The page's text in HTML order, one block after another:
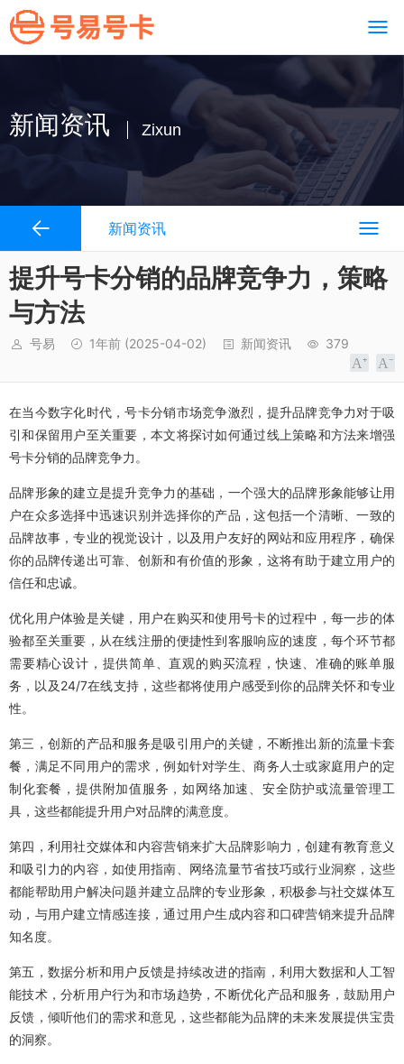
新闻资讯 Zixun
新闻资讯
提升号卡分销的品牌竞争力，策略
与方法
号易 1年前 (2025-04-02) 新闻资讯 379
在当今数字化时代，号卡分销市场竞争激烈，提升品牌竞争力对于吸
引和保留用户至关重要，本文将探讨如何通过线上策略和方法来增强
号卡分销的品牌竞争力。
品牌形象的建立是提升竞争力的基础，一个强大的品牌形象能够让用
户在众多选择中迅速识别并选择你的产品，这包括一个清晰、一致的
品牌故事，专业的视觉设计，以及用户友好的网站和应用程序，确保
你的品牌传递出可靠、创新和有价值的形象，这将有助于建立用户的
信任和忠诚。
优化用户体验是关键，用户在购买和使用号卡的过程中，每一步的体
验都至关重要，从在线注册的便捷性到客服响应的速度，每个环节都
需要精心设计，提供简单、直观的购买流程，快速、准确的账单服
务，以及24/7在线支持，这些都将使用户感受到你的品牌关怀和专业
性。
第三，创新的产品和服务是吸引用户的关键，不断推出新的流量卡套
餐，满足不同用户的需求，例如针对学生、商务人士或家庭用户的定
制化套餐，提供附加值服务，如网络加速、安全防护或流量管理工
具，这些都能提升用户对品牌的满意度。
第四，利用社交媒体和内容营销来扩大品牌影响力，创建有教育意义
和吸引力的内容，如使用指南、网络流量节省技巧或行业洞察，这些
都能帮助用户解决问题并建立品牌的专业形象，积极参与社交媒体互
动，与用户建立情感连接，通过用户生成内容和口碑营销来提升品牌
知名度。
第五，数据分析和用户反馈是持续改进的指南，利用大数据和人工智
能技术，分析用户行为和市场趋势，不断优化产品和服务，鼓励用户
反馈，倾听他们的需求和意见，这些都能为品牌的未来发展提供宝贵
的洞察。